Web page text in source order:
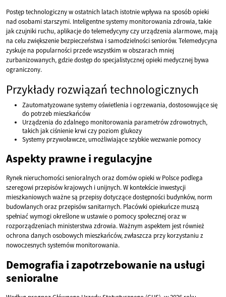
Postęp technologiczny w ostatnich latach istotnie wpływa na sposób opieki
nad osobami starszymi. Inteligentne systemy monitorowania zdrowia, takie
jak czujniki ruchu, aplikacje do telemedycyny czy urządzenia alarmowe, mają
na celu zwiększenie bezpieczeństwa i samodzielności seniorów. Telemedycyna
zyskuje na popularności przede wszystkim w obszarach mniej
zurbanizowanych, gdzie dostęp do specjalistycznej opieki medycznej bywa
ograniczony.
Przykłady rozwiązań technologicznych
Zautomatyzowane systemy oświetlenia i ogrzewania, dostosowujące się
do potrzeb mieszkańców
Urządzenia do zdalnego monitorowania parametrów zdrowotnych,
takich jak ciśnienie krwi czy poziom glukozy
Systemy przywoławcze, umożliwiające szybkie wezwanie pomocy
Aspekty prawne i regulacyjne
Rynek nieruchomości senioralnych oraz domów opieki w Polsce podlega
szeregowi przepisów krajowych i unijnych. W kontekście inwestycji
mieszkaniowych ważne są przepisy dotyczące dostępności budynków, norm
budowlanych oraz przepisów sanitarnych. Placówki opiekuńcze muszą
spełniać wymogi określone w ustawie o pomocy społecznej oraz w
rozporządzeniach ministerstwa zdrowia. Ważnym aspektem jest również
ochrona danych osobowych mieszkańców, zwłaszcza przy korzystaniu z
nowoczesnych systemów monitorowania.
Demografia i zapotrzebowanie na usługi
senioralne